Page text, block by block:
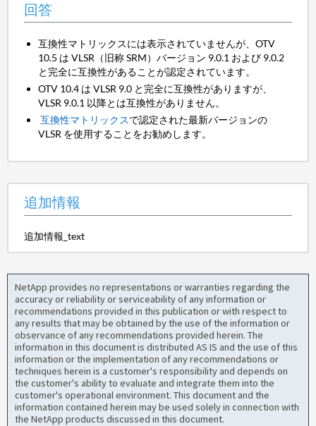
回答
互換性マトリックスには表示されていませんが、OTV
10.5 は VLSR（旧称 SRM）バージョン 9.0.1 および 9.0.2
と完全に互換性があることが認定されています。
OTV 10.4 は VLSR 9.0 と完全に互換性がありますが、
VLSR 9.0.1 以降とは互換性がありません。
互換性マトリックスで認定された最新バージョンの
VLSR を使用することをお勧めします。
追加情報
追加情報_text
NetApp provides no representations or warranties regarding the
accuracy or reliability or serviceability of any information or
recommendations provided in this publication or with respect to
any results that may be obtained by the use of the information or
observance of any recommendations provided herein. The
information in this document is distributed AS IS and the use of this
information or the implementation of any recommendations or
techniques herein is a customer's responsibility and depends on
the customer's ability to evaluate and integrate them into the
customer's operational environment. This document and the
information contained herein may be used solely in connection with
the NetApp products discussed in this document.